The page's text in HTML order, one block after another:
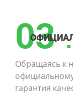
03.
Обращаясь к
гарантия